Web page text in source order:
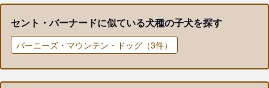
セント・バーナードに似ている犬種の子犬を探す
バーニーズ・マウンテン・ドッグ（3件）